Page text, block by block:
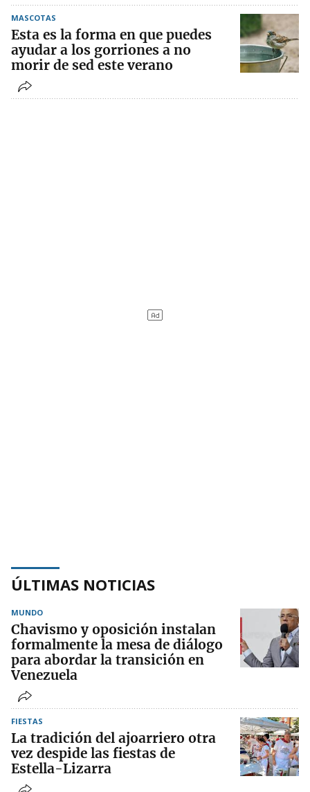
MASCOTAS
Esta es la forma en que puedes
ayudar a los gorriones a no
morir de sed este verano
ÚLTIMAS NOTICIAS
MUNDO
Chavismo y oposición instalan
formalmente la mesa de diálogo
para abordar la transición en
Venezuela
FIESTAS
La tradición del ajoarriero otra
vez despide las fiestas de
Estella-Lizarra